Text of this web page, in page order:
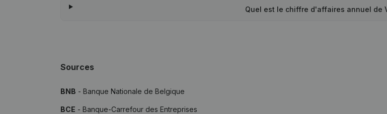
Quel est le chiffre d'affaires annuel de
Sources
BNB - Banque Nationale de Belgique
BCE - Banque-Carrefour des Entreprises